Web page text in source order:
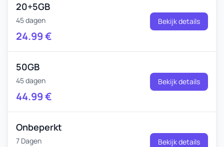
20+5GB
45 dagen
24.99€
Bekijk details
50GB
45 dagen
44.99€
Bekijk details
Onbeperkt
7 Dagen Bekijk details